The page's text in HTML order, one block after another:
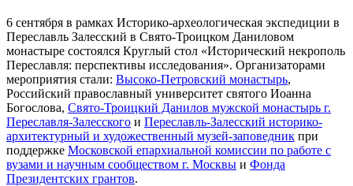
6 сентября в рамках Историко-археологическая экспедиции в
Переславль Залесский в Свято-Троицком Даниловом
монастыре состоялся Круглый стол «Исторический некрополь
Переславля: перспективы исследования». Организаторами
мероприятия стали: Высоко-Петровский монастырь,
Российский православный университет святого Иоанна
Богослова, Свято-Троицкий Данилов мужской монастырь г.
Переславля-Залесского и Переславль-Залесский историко-
архитектурный и художественный музей-заповедник при
поддержке Московской епархиальной комиссии по работе с
вузами и научным сообществом г. Москвы и Фонда
Президентских грантов.